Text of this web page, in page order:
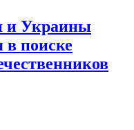
и Украины
в поиске